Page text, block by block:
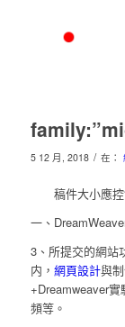
5 12 月, 2018 / 在：
稿件大小應控
一、
3、所提交的網站
内， 網頁設計與
+Dreamweaver
頻等。